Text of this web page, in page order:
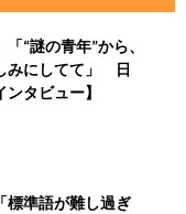
“謎の青年”から、
みにしてて」 日
タビュー】
標準語が難し過ぎ